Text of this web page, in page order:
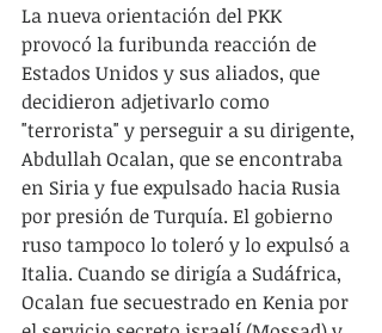
La nueva orientación del PKK
provocó la furibunda reacción de
Estados Unidos y sus aliados, que
decidieron adjetivarlo como
"terrorista" y perseguir a su dirigente,
Abdullah Ocalan, que se encontraba
en Siria y fue expulsado hacia Rusia
por presión de Turquía. El gobierno
ruso tampoco lo toleró y lo expulsó a
Italia. Cuando se dirigía a Sudáfrica,
Ocalan fue secuestrado en Kenia por